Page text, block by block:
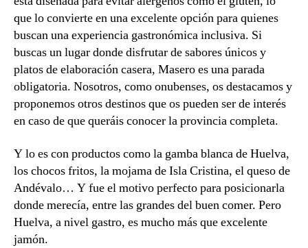
que lo convierte en una excelente opción para quienes
buscan una experiencia gastronómica inclusiva. Si
buscas un lugar donde disfrutar de sabores únicos y
platos de elaboración casera, Masero es una parada
obligatoria. Nosotros, como onubenses, os destacamos y
proponemos otros destinos que os pueden ser de interés
en caso de que queráis conocer la provincia completa.
Y lo es con productos como la gamba blanca de Huelva,
los chocos fritos, la mojama de Isla Cristina, el queso de
Andévalo… Y fue el motivo perfecto para posicionarla
donde merecía, entre las grandes del buen comer. Pero
Huelva, a nivel gastro, es mucho más que excelente
jamón.